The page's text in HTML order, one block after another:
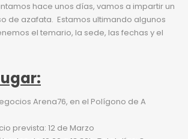
hace unos días, vamos a impartir un
de azafata. Estamos ultimando algunos
el temario, la sede, las fechas y el
Arena76, en el Polígono de A
prevista: 12 de Marzo